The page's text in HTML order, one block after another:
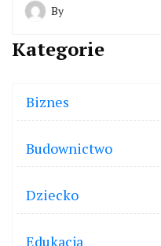
By
Kategorie
Biznes
Budownictwo
Dziecko
Edukacja